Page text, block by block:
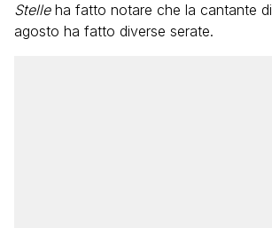
Stelleha fatto notare che la cantante di
agosto ha fatto diverse serate.